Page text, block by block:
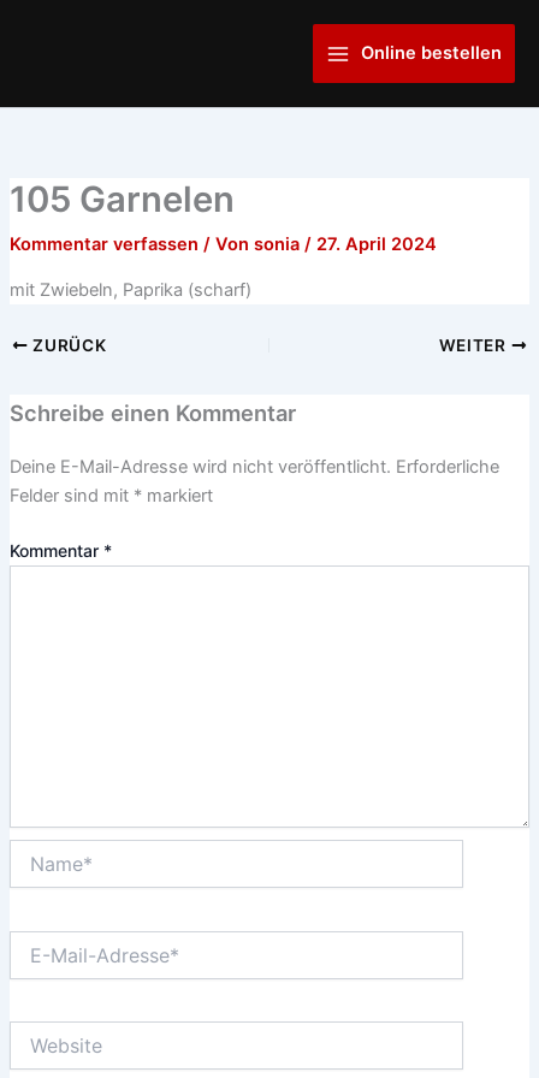
Main
Menu
Online bestellen
105 Garnelen
Kommentar verfassen / Von sonia / 27. April 2024
mit Zwiebeln, Paprika (scharf)
ZURÜCK WEITER
Schreibe einen Kommentar
Deine E-Mail-Adresse wird nicht veröffentlicht. Erforderliche
Felder sind mit *markiert
Kommentar *
Mail-